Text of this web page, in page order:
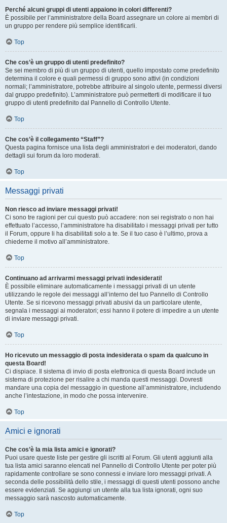
Perché alcuni gruppi di utenti appaiono in colori differenti?
È possibile per l’amministratore della Board assegnare un colore ai membri di
un gruppo per rendere più semplice identificarli.
Top
Che cos’è un gruppo di utenti predefinito?
Se sei membro di più di un gruppo di utenti, quello impostato come predefinito
determina il colore e quali permessi di gruppo sono attivi (in condizioni
normali; l’amministratore, potrebbe attribuire al singolo utente, permessi diversi
dal gruppo predefinito). L’amministratore può permetterti di modificare il tuo
gruppo di utenti predefinito dal Pannello di Controllo Utente.
Top
Che cos’è il collegamento “Staff”?
Questa pagina fornisce una lista degli amministratori e dei moderatori, dando
dettagli sui forum da loro moderati.
Top
Messaggi privati
Non riesco ad inviare messaggi privati!
Ci sono tre ragioni per cui questo può accadere: non sei registrato o non hai
effettuato l’accesso, l’amministratore ha disabilitato i messaggi privati per tutto
il Forum, oppure li ha disabilitati solo a te. Se il tuo caso è l’ultimo, prova a
chiederne il motivo all’amministratore.
Top
Continuano ad arrivarmi messaggi privati indesiderati!
È possibile eliminare automaticamente i messaggi privati ​​di un utente
utilizzando le regole dei messaggi all’interno del tuo Pannello di Controllo
Utente. Se si ricevono messaggi privati ​​abusivi da un particolare utente,
segnala i messaggi ai moderatori; essi hanno il potere di impedire a un utente
di inviare messaggi privati​​.
Top
Ho ricevuto un messaggio di posta indesiderata o spam da qualcuno in
questa Board!
Ci dispiace. Il sistema di invio di posta elettronica di questa Board include un
sistema di protezione per risalire a chi manda questi messaggi. Dovresti
mandare una copia del messaggio in questione all’amministratore, includendo
anche l’intestazione, in modo che possa intervenire.
Top
Amici e ignorati
Che cos’è la mia lista amici e ignorati?
Puoi usare queste liste per gestire gli iscritti al Forum. Gli utenti aggiunti alla
tua lista amici saranno elencati nel Pannello di Controllo Utente per poter più
rapidamente controllare se sono connessi e inviare loro messaggi privati. A
seconda delle possibilità dello stile, i messaggi di questi utenti possono anche
essere evidenziati. Se aggiungi un utente alla tua lista ignorati, ogni suo
messaggio sarà nascosto automaticamente.
Top